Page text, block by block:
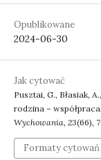
Opublikowane
2024-06-30
Jak cytować
Pusztai, G., Błasiak,
rodzina –
Wychowania, 23(66),
Formaty cytowań